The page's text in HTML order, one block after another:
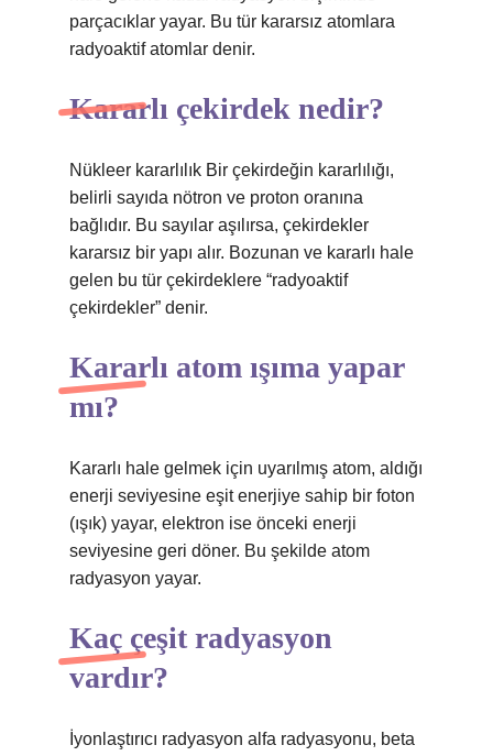
parçacıklar yayar. Bu tür kararsız atomlara
radyoaktif atomlar denir.
Kararlı çekirdek nedir?
Nükleer kararlılık Bir çekirdeğin kararlılığı,
belirli sayıda nötron ve proton oranına
bağlıdır. Bu sayılar aşılırsa, çekirdekler
kararsız bir yapı alır. Bozunan ve kararlı hale
gelen bu tür çekirdeklere “radyoaktif
çekirdekler” denir.
Kararlı atom ışıma yapar
mı?
Kararlı hale gelmek için uyarılmış atom, aldığı
enerji seviyesine eşit enerjiye sahip bir foton
(ışık) yayar, elektron ise önceki enerji
seviyesine geri döner. Bu şekilde atom
radyasyon yayar.
Kaç çeşit radyasyon
vardır?
İyonlaştırıcı radyasyon alfa radyasyonu, beta